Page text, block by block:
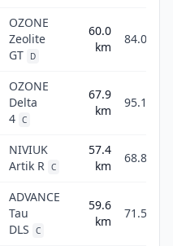
OZONE
Zeolite
GT
D
60.0
km
84.0
OZONE
Delta
4 C
67.9
km
95.1
NIVIUK
Artik R C
57.4
km
68.8
ADVANCE
Tau
DLS
C
59.6
km
71.5